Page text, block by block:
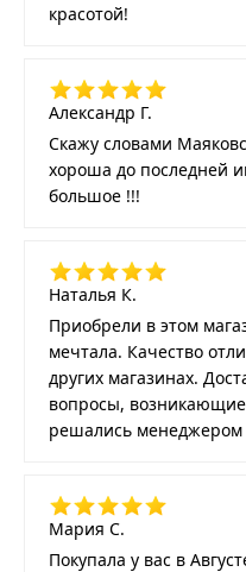
красотой!
Александр Г.
Скажу словами
хороша до последней
большое !!!
Наталья К.
Приобрели в этом
мечтала. Качество
других магазинах.
вопросы,
решались менеджером
Мария С.
Покупала у вас в